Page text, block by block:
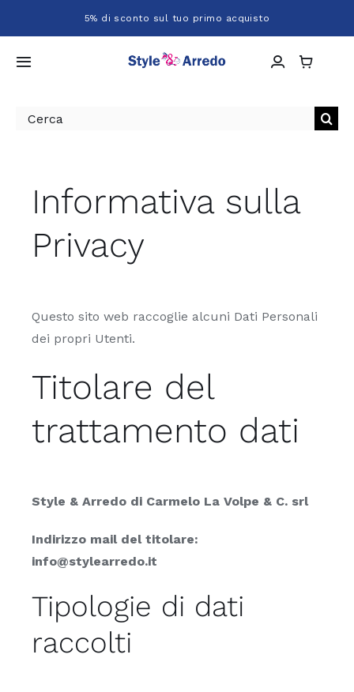
contenuto
5% di sconto sul tuo primo acquisto
Toggle
Shop
Cerca
Informativa sulla
Privacy
Questo sito web raccoglie alcuni Dati Personali
dei propri Utenti.
Titolare del
trattamento dati
Style & Arredo di Carmelo La Volpe & C. srl
Indirizzo mail del titolare:
info@stylearredo.it
Tipologie di dati
raccolti